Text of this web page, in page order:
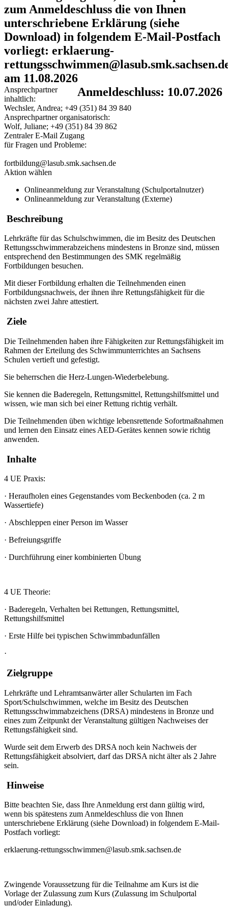
zum Anmeldeschluss die von Ihnen
unterschriebene Erklärung (siehe
Download) in folgendem E-Mail-Postfach
vorliegt: erklaerung-
am 11.08.2026
Anmeldeschluss: 10.07.2026
Ansprechpartner
inhaltlich:
Wechsler, Andrea; +49 (351) 84 39 840
Ansprechpartner organisatorisch:
Wolf, Juliane; +49 (351) 84 39 862
Zentraler E-Mail Zugang
für Fragen und Probleme:
fortbildung@lasub.smk.sachsen.de
Aktion wählen
Onlineanmeldung zur Veranstaltung (Schulportalnutzer)
Onlineanmeldung zur Veranstaltung (Externe)
Beschreibung
Lehrkräfte für das Schulschwimmen, die im Besitz des Deutschen
Rettungsschwimmerabzeichens mindestens in Bronze sind, müssen
entsprechend den Bestimmungen des SMK regelmäßig
Fortbildungen besuchen.
Mit dieser Fortbildung erhalten die Teilnehmenden einen
Fortbildungsnachweis, der ihnen ihre Rettungsfähigkeit für die
nächsten zwei Jahre attestiert.
Ziele
Die Teilnehmenden haben ihre Fähigkeiten zur Rettungsfähigkeit im
Rahmen der Erteilung des Schwimmunterrichtes an Sachsens
Schulen vertieft und gefestigt.
Sie beherrschen die Herz-Lungen-Wiederbelebung.
Sie kennen die Baderegeln, Rettungsmittel, Rettungshilfsmittel und
wissen, wie man sich bei einer Rettung richtig verhält.
Die Teilnehmenden üben wichtige lebensrettende Sofortmaßnahmen
und lernen den Einsatz eines AED-Gerätes kennen sowie richtig
anwenden.
Inhalte
4 UE Praxis:
· Heraufholen eines Gegenstandes vom Beckenboden (ca. 2 m
Wassertiefe)
· Abschleppen einer Person im Wasser
· Befreiungsgriffe
· Durchführung einer kombinierten Übung
4 UE Theorie:
· Baderegeln, Verhalten bei Rettungen, Rettungsmittel,
Rettungshilfsmittel
· Erste Hilfe bei typischen Schwimmbadunfällen
·
Zielgruppe
Lehrkräfte und Lehramtsanwärter aller Schularten im Fach
Sport/Schulschwimmen, welche im Besitz des Deutschen
Rettungsschwimmabzeichens (DRSA) mindestens in Bronze und
eines zum Zeitpunkt der Veranstaltung gültigen Nachweises der
Rettungsfähigkeit sind.
Wurde seit dem Erwerb des DRSA noch kein Nachweis der
Rettungsfähigkeit absolviert, darf das DRSA nicht älter als 2 Jahre
sein.
Hinweise
Bitte beachten Sie, dass Ihre Anmeldung erst dann gültig wird,
wenn bis spätestens zum Anmeldeschluss die von Ihnen
unterschriebene Erklärung (siehe Download) in folgendem E-Mail-
Postfach vorliegt:
erklaerung-rettungsschwimmen@lasub.smk.sachsen.de
Zwingende Voraussetzung für die Teilnahme am Kurs ist die
Vorlage der Zulassung zum Kurs (Zulassung im Schulportal
und/oder Einladung).